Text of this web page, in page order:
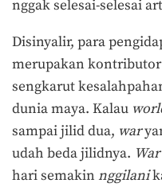
nggak selesai-selesai
Disinyalir, para
merupakan kontributor
sengkarut
dunia maya. Kalau
sampai jilid dua, war
udah beda jilidnya. War
hari semakin nggilani